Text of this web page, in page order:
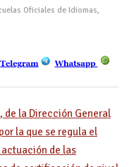
Oficiales de Idiomas,
de la Dirección General
la que se regula el
de las